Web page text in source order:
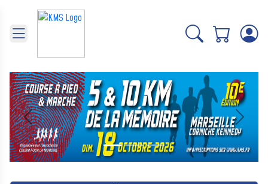
Précédent Suivant
Panneau de gestion des cookies